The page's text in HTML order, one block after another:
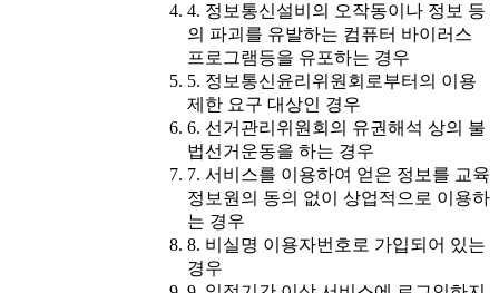
4. 정보통신설비의 오작동이나 정보 등
의 파괴를 유발하는 컴퓨터 바이러스
프로그램등을 유포하는 경우
5. 정보통신윤리위원회로부터의 이용
제한 요구 대상인 경우
6. 선거관리위원회의 유권해석 상의 불
법선거운동을 하는 경우
7. 서비스를 이용하여 얻은 정보를 교육
정보원의 동의 없이 상업적으로 이용하
는 경우
8. 비실명 이용자번호로 가입되어 있는
경우